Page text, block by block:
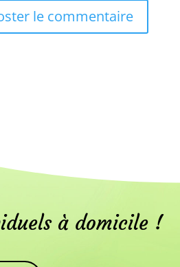
à domicile !